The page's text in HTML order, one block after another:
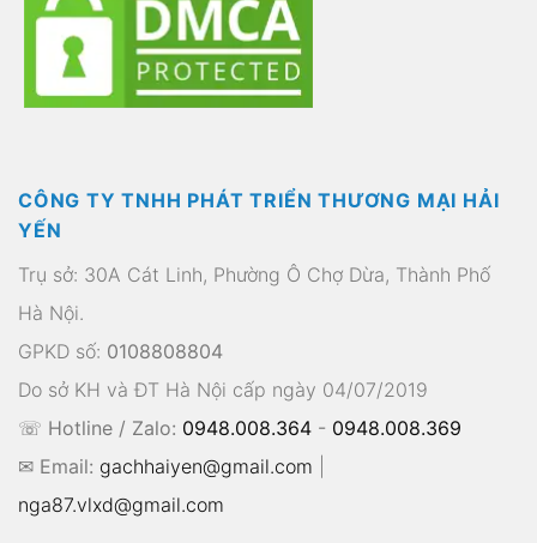
CÔNG TY TNHH PHÁT TRIỂN THƯƠNG MẠI HẢI
YẾN
Trụ sở: 30A Cát Linh, Phường Ô Chợ Dừa, Thành Phố
Hà Nội.
GPKD số: 0108808804
Do sở KH và ĐT Hà Nội cấp ngày 04/07/2019
☏ Hotline / Zalo: 0948.008.364 - 0948.008.369
✉ Email: gachhaiyen@gmail.com
nga87.vlxd@gmail.com